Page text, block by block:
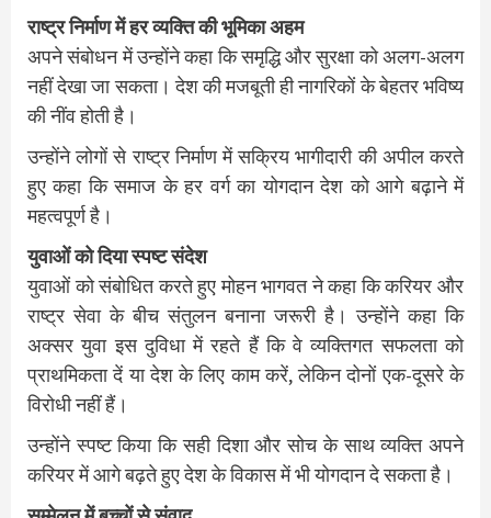
राष्ट्र निर्माण में हर व्यक्ति की भूमिका अहम
अपने संबोधन में उन्होंने कहा कि समृद्धि और सुरक्षा को अलग-अलग
नहीं देखा जा सकता। देश की मजबूती ही नागरिकों के बेहतर भविष्य
की नींव होती है।
उन्होंने लोगों से राष्ट्र निर्माण में सक्रिय भागीदारी की अपील करते
हुए कहा कि समाज के हर वर्ग का योगदान देश को आगे बढ़ाने में
महत्वपूर्ण है।
युवाओं को दिया स्पष्ट संदेश
युवाओं को संबोधित करते हुए मोहन भागवत ने कहा कि करियर और
राष्ट्र सेवा के बीच संतुलन बनाना जरूरी है। उन्होंने कहा कि
अक्सर युवा इस दुविधा में रहते हैं कि वे व्यक्तिगत सफलता को
प्राथमिकता दें या देश के लिए काम करें, लेकिन दोनों एक-दूसरे के
विरोधी नहीं हैं।
उन्होंने स्पष्ट किया कि सही दिशा और सोच के साथ व्यक्ति अपने
करियर में आगे बढ़ते हुए देश के विकास में भी योगदान दे सकता है।